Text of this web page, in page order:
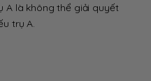
lượng.
A là không thể giải quyết
trụ A.